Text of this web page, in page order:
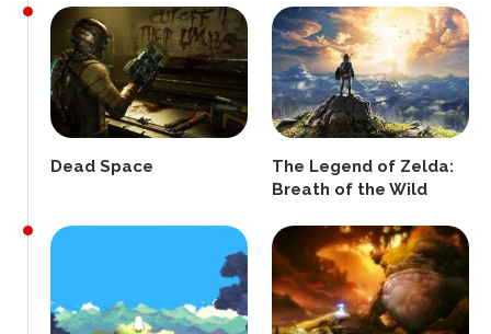
Dead Space
The Legend of Zelda:
Breath of the Wild